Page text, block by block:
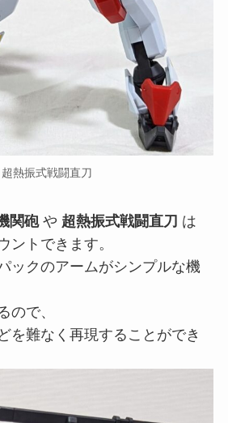
超熱振式戦闘直刀
関砲や 超熱振式戦闘直刀 は
ントできます。
ックのアームがシンプルな機
ので、
を難なく再現することができ